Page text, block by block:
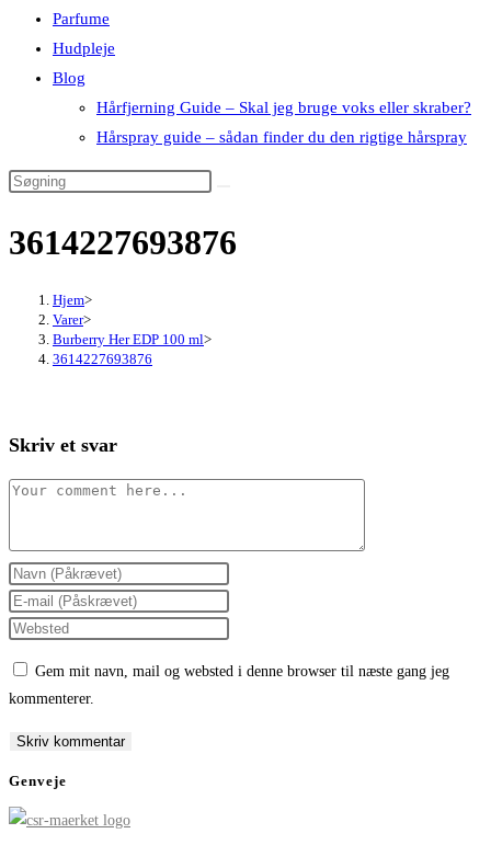
Parfume
Hudpleje
Blog
Hårfjerning Guide – Skal jeg bruge voks eller skraber?
Hårspray guide – sådan finder du den rigtige hårspray
3614227693876
Hjem>
Varer>
Burberry Her EDP 100 ml>
3614227693876
Skriv et svar
Comment
Enter
your
name
comment
Enter
your
comment
Enter
(optional)
Gem mit navn, mail og websted i denne browser til næste gang jeg
kommenterer.
Genveje